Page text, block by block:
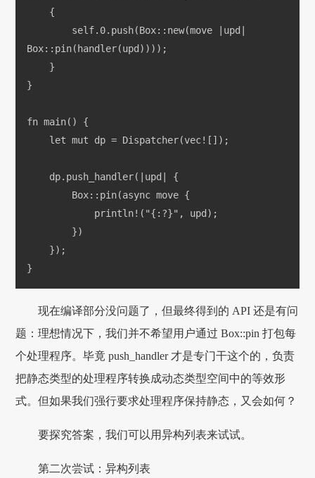
    {
Box::pin(handler(upd))));
    }
}
fn main() {
    let mut dp = Dispatcher(vec![]);
    dp.push_handler(|upd| {
        Box::pin(async move {
            println!("{:?}", upd);
        })
    });
}
现在编译部分没问题了，但最终得到的 API 还是有问
题：理想情况下，我们并不希望用户通过 Box::pin 打包每
个处理程序。毕竟 push_handler 才是专门干这个的，负责
把静态类型的处理程序转换成动态类型空间中的等效形
式。但如果我们强行要求处理程序保持静态，又会如何？
要探究答案，我们可以用异构列表来试试。
第二次尝试：异构列表